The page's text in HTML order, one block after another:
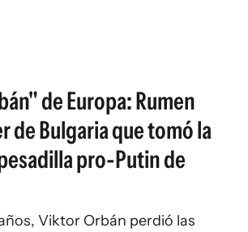
de Europa: Rumen
de Bulgaria que tomó la
pro-Putin de
Viktor Orbán perdió las